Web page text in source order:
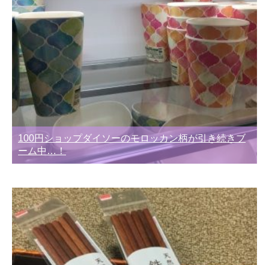
100円ショップダイソーのモロッカン柄が引き続きブ
ーム中…！